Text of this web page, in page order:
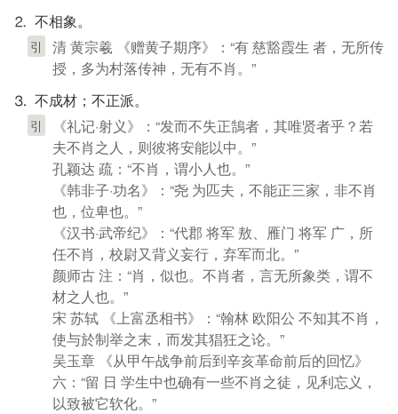
⒉ 不相象。
引
清 黄宗羲 《赠黄子期序》：“有 慈豁霞生 者，无所传
授，多为村落传神，无有不肖。”
⒊ 不成材；不正派。
引
《礼记·射义》：“发而不失正鵠者，其唯贤者乎？若
夫不肖之人，则彼将安能以中。”
孔颖达 疏：“不肖，谓小人也。”
《韩非子·功名》：“尧 为匹夫，不能正三家，非不肖
也，位卑也。”
《汉书·武帝纪》：“代郡 将军 敖、雁门 将军 广，所
任不肖，校尉又背义妄行，弃军而北。”
颜师古 注：“肖，似也。不肖者，言无所象类，谓不
材之人也。”
宋 苏轼 《上富丞相书》：“翰林 欧阳公 不知其不肖，
使与於制举之末，而发其猖狂之论。”
吴玉章 《从甲午战争前后到辛亥革命前后的回忆》
六：“留 日 学生中也确有一些不肖之徒，见利忘义，
以致被它软化。”